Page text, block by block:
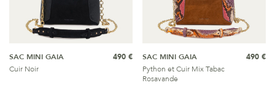
SAC MINI GAIA
Cuir Noir
490 €
SAC MINI GAIA
Python et Cuir Mix Tabac
Rosavande
490 €